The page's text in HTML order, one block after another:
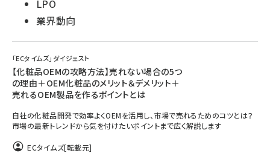
LPO
業界動向
「ECタイムズ」ダイジェスト
【化粧品OEMの攻略方法】売れない場合の5つ
の理由＋OEM化粧品のメリット＆デメリット＋
売れるOEM製品を作るポイントとは
自社の化粧品開発で効率よくOEMを活用し、市場で売れるためのコツとは？
市場の最新トレンドから気を付けたいポイントまで広く解説します
ECタイムズ[転載元]